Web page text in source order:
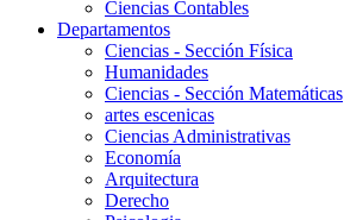
Ciencias Contables
Departamentos
Ciencias - Sección Física
Humanidades
Ciencias - Sección Matemáticas
artes escenicas
Ciencias Administrativas
Economía
Arquitectura
Derecho